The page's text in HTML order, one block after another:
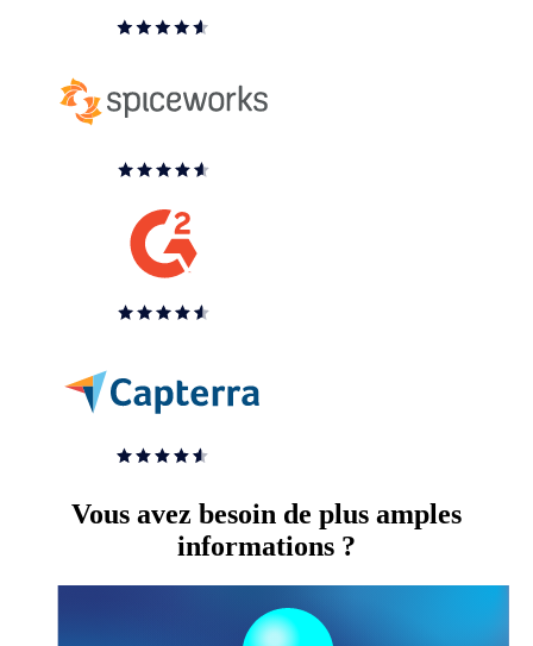
Vous avez besoin de plus amples
informations ?